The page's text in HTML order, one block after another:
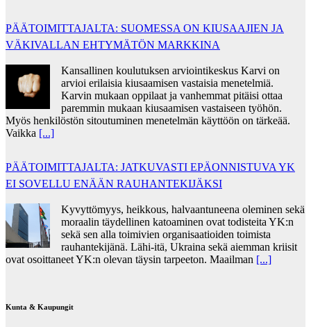
PÄÄTOIMITTAJALTA: SUOMESSA ON KIUSAAJIEN JA
VÄKIVALLAN EHTYMÄTÖN MARKKINA
Kansallinen koulutuksen arviointikeskus Karvi on
arvioi erilaisia kiusaamisen vastaisia menetelmiä.
Karvin mukaan oppilaat ja vanhemmat pitäisi ottaa
paremmin mukaan kiusaamisen vastaiseen työhön.
Myös henkilöstön sitoutuminen menetelmän käyttöön on tärkeää.
Vaikka [...]
PÄÄTOIMITTAJALTA: JATKUVASTI EPÄONNISTUVA YK
EI SOVELLU ENÄÄN RAUHANTEKIJÄKSI
Kyvyttömyys, heikkous, halvaantuneena oleminen sekä
moraalin täydellinen katoaminen ovat todisteita YK:n
sekä sen alla toimivien organisaatioiden toimista
rauhantekijänä. Lähi-itä, Ukraina sekä aiemman kriisit
ovat osoittaneet YK:n olevan täysin tarpeeton. Maailman [...]
Kunta & Kaupungit